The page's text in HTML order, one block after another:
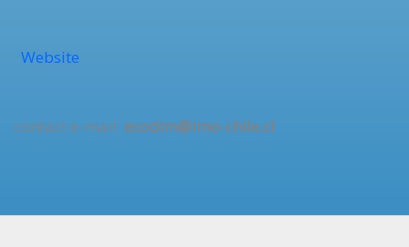
Website
contact e-mail: ecodim@imo-chile.cl